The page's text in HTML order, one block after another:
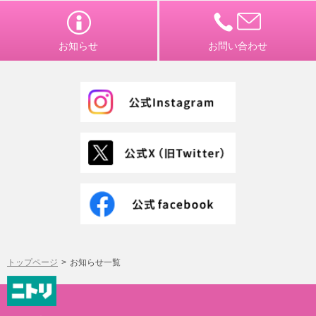
お知らせ お問い合わせ
トップページ お知らせ一覧